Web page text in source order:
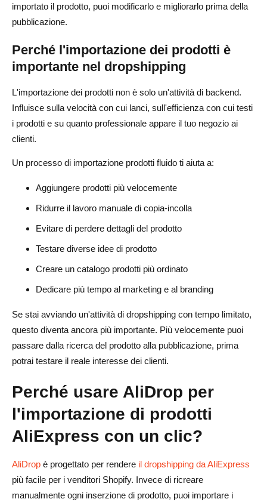
importato il prodotto, puoi modificarlo e migliorarlo prima della
pubblicazione.
Perché l'importazione dei prodotti è
importante nel dropshipping
L'importazione dei prodotti non è solo un'attività di backend.
Influisce sulla velocità con cui lanci, sull'efficienza con cui testi
i prodotti e su quanto professionale appare il tuo negozio ai
clienti.
Un processo di importazione prodotti fluido ti aiuta a:
Aggiungere prodotti più velocemente
Ridurre il lavoro manuale di copia-incolla
Evitare di perdere dettagli del prodotto
Testare diverse idee di prodotto
Creare un catalogo prodotti più ordinato
Dedicare più tempo al marketing e al branding
Se stai avviando un'attività di dropshipping con tempo limitato,
questo diventa ancora più importante. Più velocemente puoi
passare dalla ricerca del prodotto alla pubblicazione, prima
potrai testare il reale interesse dei clienti.
Perché usare AliDrop per
l'importazione di prodotti
AliExpress con un clic?
AliDrop è progettato per rendere il dropshipping da AliExpress
più facile per i venditori Shopify. Invece di ricreare
manualmente ogni inserzione di prodotto, puoi importare i